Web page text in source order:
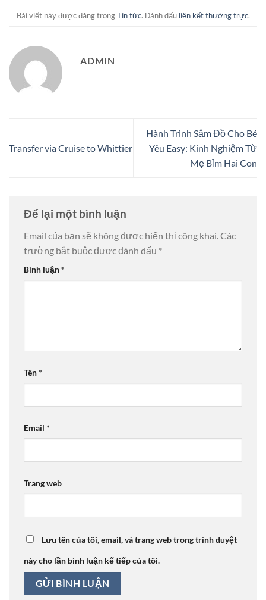
Bài viết này được đăng trongTin tức. Đánh dấu liên kết thường trực.
ADMIN
Transfer via Cruise to Whittier
Hành Trình Sắm Đồ Cho Bé
Yêu Easy: Kinh Nghiệm Từ
Mẹ Bỉm Hai Con
Để lại một bình luận
Email của bạn sẽ không được hiển thị công khai.Các
trường bắt buộc được đánh dấu *
Bình luận*
Tên*
Email *
Trang web
Lưu tên của tôi, email, và trang web trong trình duyệt
này cho lần bình luận kế tiếp của tôi.